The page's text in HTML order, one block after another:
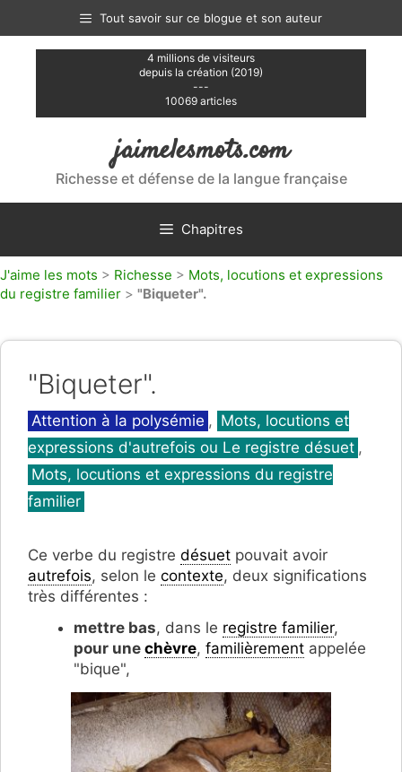
contenu
Tout savoir sur ce blogue et son auteur
4 millions de visiteurs
depuis la création (2019)
---
10069 articles
jaimelesmots.com
Richesse et défense de la langue française
Chapitres
J'aime les mots > Richesse > Mots, locutions et expressions
du registre familier > "Biqueter".
"Biqueter".
Catégories
Attention à la polysémie , Mots, locutions et
expressions d'autrefois ou Le registre désuet ,
Mots, locutions et expressions du registre
familier
Ce verbe du registre désuet pouvait avoir
autrefois, selon le contexte, deux significations
très différentes :
mettre bas, dans le registre familier,
pour une chèvre, familièrement appelée
"bique",